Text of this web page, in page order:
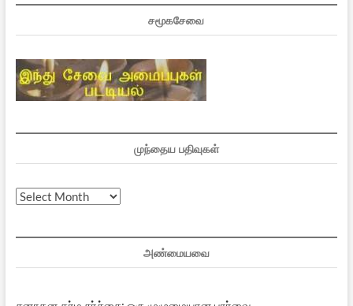
சமூகசேவை
முந்தைய பதிவுகள்
முந்தைய
அண்மையவை